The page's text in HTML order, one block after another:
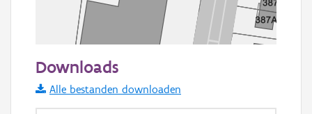
Informatie Vlaanderen
i
Downloads
Alle bestanden downloaden